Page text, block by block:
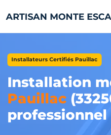
ARTISAN MONTE
Installateurs Certifiés Pauillac
Installation
Pauillac